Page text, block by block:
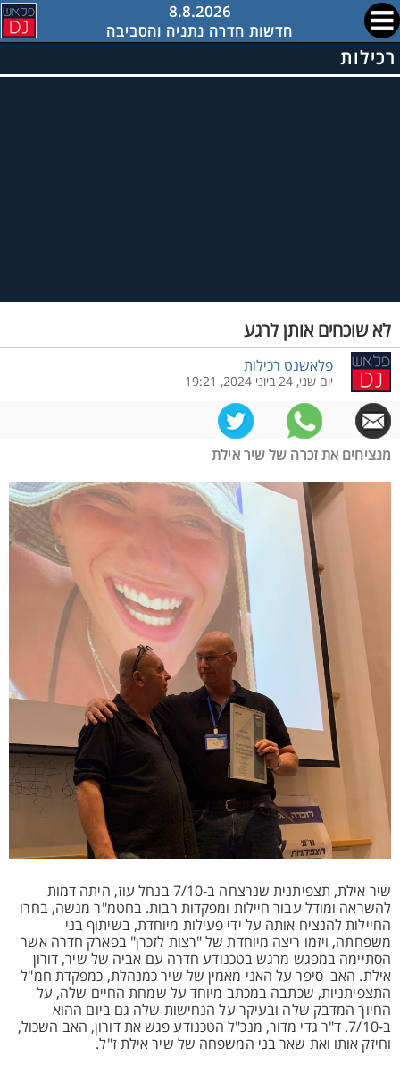
8.8.2026
חדשות חדרה נתניה והסביבה
רכילות
לא שוכחים אותן לרגע
פלאשנט רכילות
יום שני, 24 ביוני 2024, 19:21
מנציחים את זכרה של שיר אילת
שיר אילת, תצפיתנית שנרצחה ב-7/10 בנחל עוז, היתה דמות
להשראה ומודל עבור חיילות ומפקדות רבות. בחטמ"ר מנשה, בחרו
החיילות להנציח אותה על ידי פעילות מיוחדת, בשיתוף בני
משפחתה, ויזמו ריצה מיוחדת של "רצות לזכרן" בפארק חדרה אשר
הסתיימה במפגש מרגש בטכנודע חדרה עם אביה של שיר, דורון
אילת. האב סיפר על האני מאמין של שיר כמנהלת, כמפקדת חמ"ל
התצפיתניות, שכתבה במכתב מיוחד על שמחת החיים שלה, על
החיוך המדבק שלה ובעיקר על הנחישות שלה גם ביום ההוא
ב-7/10. ד"ר גדי מדור, מנכ"ל הטכנודע פגש את דורון, האב השכול,
וחיזק אותו ואת שאר בני המשפחה של שיר אילת ז"ל.